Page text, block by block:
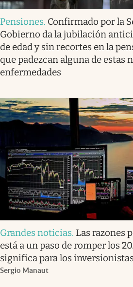
Pensiones. Confirmado por la
Gobierno da la jubilación
de edad y sin recortes en la
que padezcan alguna de estas
enfermedades
Grandes noticias. Las razones
está a un paso de romper los
significa para los inversionistas
Sergio Manaut